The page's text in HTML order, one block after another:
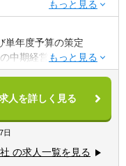
み自体を構築していく
できます。
、フレックス
度として、自宅での勤
の期間内で国内遠距離
また一律10万円の手当
い働き方を支援してい
ァーム等における
実務経験やプロジェク
理解、および数値を用
できる
建設的に議論できるコ
論理的思考力
にキャッチアップ
単年度予算の策定
中期経営計画の立案・
ロセスの設計・推進
プ会社別の収益性分析
社のPL分析（収益性、
）
人を詳しく見る
日
の求人一覧を見る